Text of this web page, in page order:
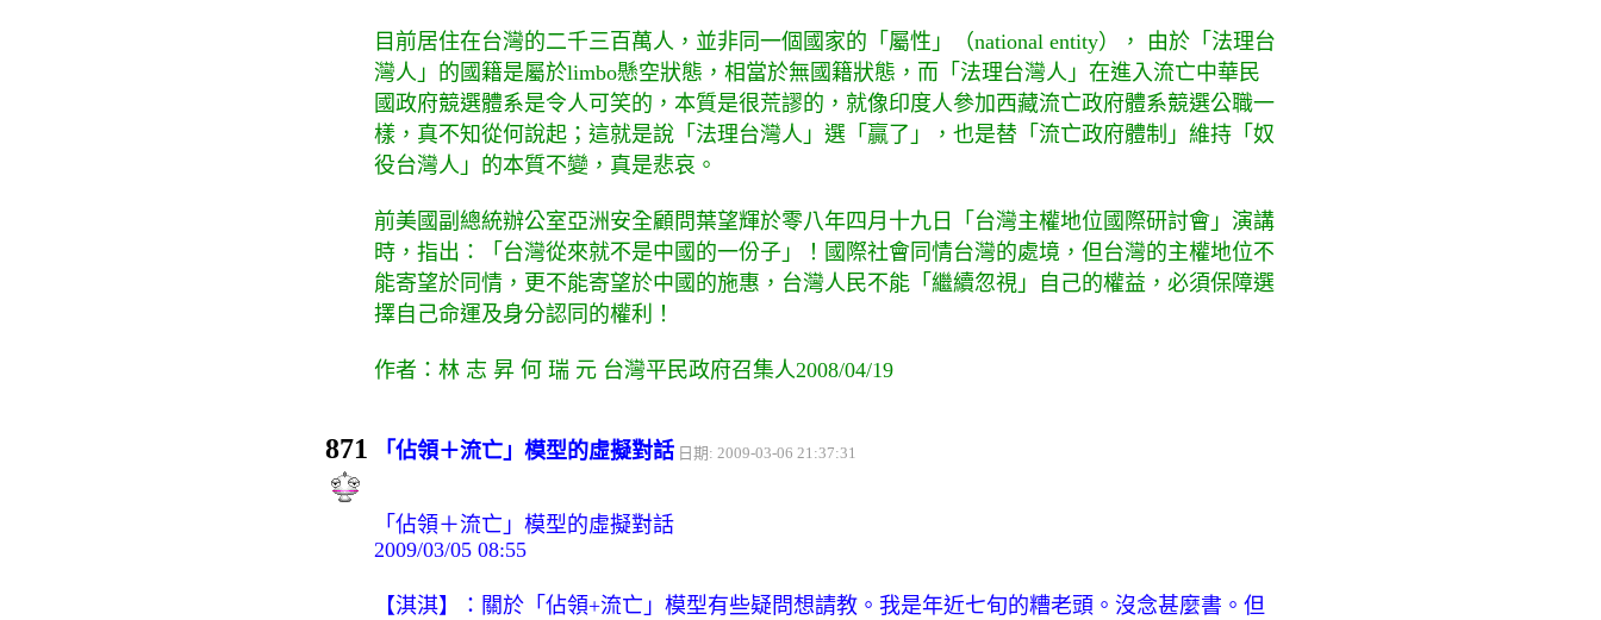
目前居住在台灣的二千三百萬人，並非同一個國家的「屬性」（national entity）， 由於「法理台
灣人」的國籍是屬於limbo懸空狀態，相當於無國籍狀態，而「法理台灣人」在進入流亡中華民
國政府競選體系是令人可笑的，本質是很荒謬的，就像印度人參加西藏流亡政府體系競選公職一
樣，真不知從何說起；這就是說「法理台灣人」選「贏了」，也是替「流亡政府體制」維持「奴
役台灣人」的本質不變，真是悲哀。
前美國副總統辦公室亞洲安全顧問葉望輝於零八年四月十九日「台灣主權地位國際研討會」演講
時，指出：「台灣從來就不是中國的一份子」！國際社會同情台灣的處境，但台灣的主權地位不
能寄望於同情，更不能寄望於中國的施惠，台灣人民不能「繼續忽視」自己的權益，必須保障選
擇自己命運及身分認同的權利！
作者：林 志 昇 何 瑞 元 台灣平民政府召集人2008/04/19
871 「佔領＋流亡」模型的虛擬對話 日期: 2009-03-06 21:37:31
「佔領＋流亡」模型的虛擬對話
2009/03/05 08:55
【淇淇】：關於「佔領+流亡」模型有些疑問想請教。我是年近七旬的糟老頭。沒念甚麼書。但